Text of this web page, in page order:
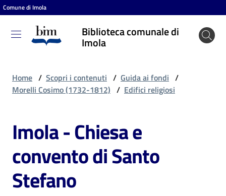
Vai al contenuto
Vai alla navigazione
Vai al footer
Comune di Imola
Biblioteca comunale di
Imola
Biblioteca
comunale
Cosa
puoi
fare
Home / Scopri i contenuti / Guida ai fondi /
Morelli Cosimo (1732-1812) / Edifici religiosi
Imola - Chiesa e
convento di Santo
Stefano